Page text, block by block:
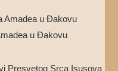
u Đakovu